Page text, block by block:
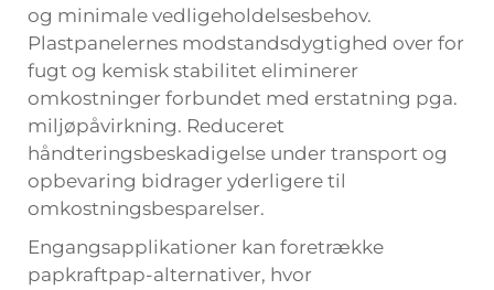
og minimale vedligeholdelsesbehov.
Plastpanelernes modstandsdygtighed over for
fugt og kemisk stabilitet eliminerer
omkostninger forbundet med erstatning pga.
miljøpåvirkning. Reduceret
håndteringsbeskadigelse under transport og
opbevaring bidrager yderligere til
omkostningsbesparelser.
Engangsapplikationer kan foretrække
papkraftpap-alternativer, hvor